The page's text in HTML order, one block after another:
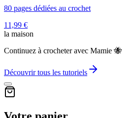
80 pages dédiées au crochet
11,99 €
la maison
Continuez à crocheter avec Mamie 🐝
Découvrir tous les tutoriels